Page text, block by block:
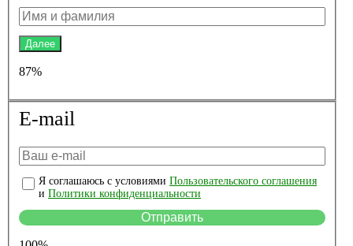
Далее
87%
E-mail
Я соглашаюсь с условиями Пользовательского соглашения
и Политики конфиденциальности